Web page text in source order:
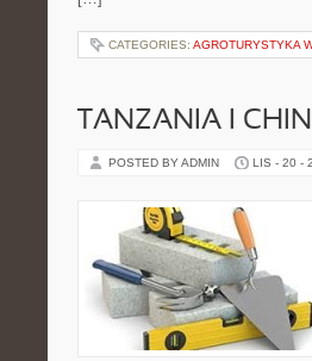
CATEGORIES: AGROTURYSTYKA
TANZANIA I
POSTED BY ADMIN LIS - 20 -